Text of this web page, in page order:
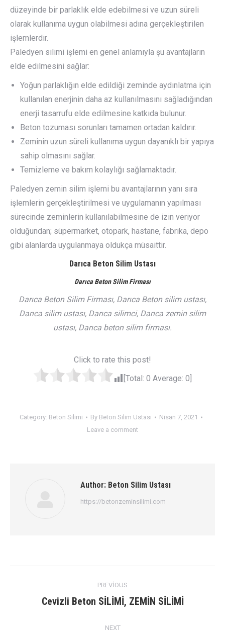
düzeyinde bir parlaklık elde edebilmesi ve uzun süreli
olarak kullanıma uygun olabilmesi adına gerçekleştirilen
işlemlerdir.
Paledyen silimi işlemi en genel anlamıyla şu avantajların
elde edilmesini sağlar:
Yoğun parlaklığın elde edildiği zeminde aydınlatma için
kullanılan enerjinin daha az kullanılmasını sağladığından
enerji tasarrufu elde edilmesine katkıda bulunur.
Beton tozuması sorunları tamamen ortadan kaldırır.
Zeminin uzun süreli kullanıma uygun dayanıklı bir yapıya
sahip olmasını sağlar.
Temizleme ve bakım kolaylığı sağlamaktadır.
Paledyen zemin silim işlemi bu avantajlarının yanı sıra
işlemlerin gerçekleştirilmesi ve uygulamanın yapılması
sürecinde zeminlerin kullanılabilmesine de izin veriyor
olduğundan; süpermarket, otopark, hastane, fabrika, depo
gibi alanlarda uygulanmaya oldukça müsaittir.
Darıca Beton Silim Ustası
Darıca Beton Silim Firması
Darıca Beton Silim Firması, Darıca Beton silim ustası,
Darıca silim ustası, Darıca silimci, Darıca zemin silim
ustası, Darıca beton silim firması.
Click to rate this post!
[Total: 0 Average: 0
Category: Beton Silimi By Beton Silim Ustası
Nisan 7, 2021
Leave a comment
Author: Beton Silim Ustası
https://betonzeminsilimi.com
navigation
PREVIOUS
Previous
Cevizli Beton SİLİMİ, ZEMİN SİLİMİ
NEXT